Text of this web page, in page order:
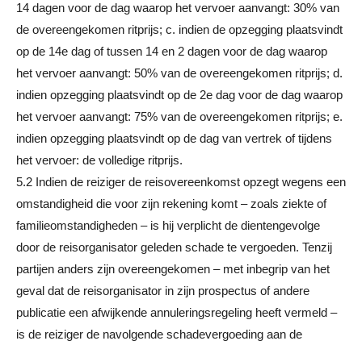
14 dagen voor de dag waarop het vervoer aanvangt: 30% van
de overeengekomen ritprijs; c. indien de opzegging plaatsvindt
op de 14e dag of tussen 14 en 2 dagen voor de dag waarop
het vervoer aanvangt: 50% van de overeengekomen ritprijs; d.
indien opzegging plaatsvindt op de 2e dag voor de dag waarop
het vervoer aanvangt: 75% van de overeengekomen ritprijs; e.
indien opzegging plaatsvindt op de dag van vertrek of tijdens
het vervoer: de volledige ritprijs.
5.2 Indien de reiziger de reisovereenkomst opzegt wegens een
omstandigheid die voor zijn rekening komt – zoals ziekte of
familieomstandigheden – is hij verplicht de dientengevolge
door de reisorganisator geleden schade te vergoeden. Tenzij
partijen anders zijn overeengekomen – met inbegrip van het
geval dat de reisorganisator in zijn prospectus of andere
publicatie een afwijkende annuleringsregeling heeft vermeld –
is de reiziger de navolgende schadevergoeding aan de